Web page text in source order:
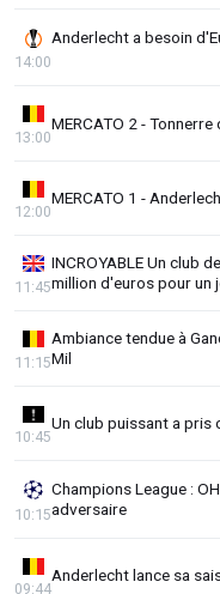
Anderlecht a besoin
14:00
MERCATO 2 -
13:00
MERCATO 1 -
12:00
INCROYABLE Un club
million d'euros pour un
11:45
Ambiance tendue à
Mil
11:15
Un club puissant a pris
10:45
Champions League :
adversaire
10:15
Anderlecht lance sa
09:44